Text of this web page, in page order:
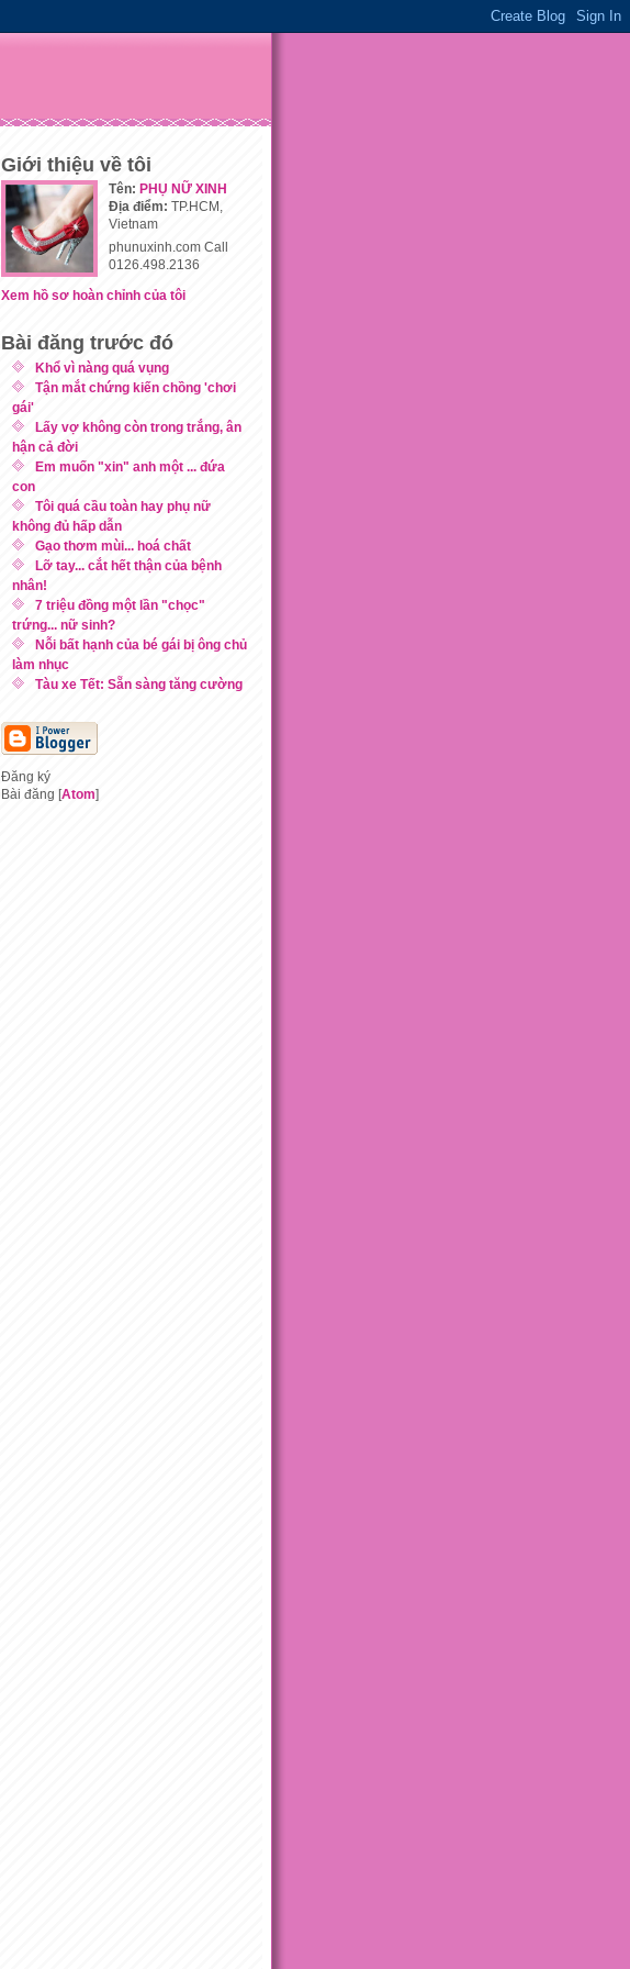
Giới thiệu về tôi
Tên: PHỤ NỮ XINH
Địa điểm: TP.HCM,
Vietnam
phunuxinh.com Call
0126.498.2136
Xem hồ sơ hoàn chỉnh của tôi
Bài đăng trước đó
Khổ vì nàng quá vụng
Tận mắt chứng kiến chồng 'chơi
gái'
Lấy vợ không còn trong trắng, ân
hận cả đời
Em muốn "xin" anh một ... đứa
con
Tôi quá cầu toàn hay phụ nữ
không đủ hấp dẫn
Gạo thơm mùi... hoá chất
Lỡ tay... cắt hết thận của bệnh
nhân!
7 triệu đồng một lần "chọc"
trứng... nữ sinh?
Nỗi bất hạnh của bé gái bị ông chủ
làm nhục
Tàu xe Tết: Sẵn sàng tăng cường
Đăng ký
Bài đăng [Atom]